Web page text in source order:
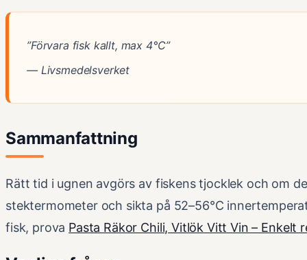
”Förvara fisk kallt, max 4°C”
— Livsmedelsverket
Sammanfattning
Rätt tid i ugnen avgörs av fiskens tjocklek och om
stektermometer och sikta på 52–56°C
fisk, prova Pasta Räkor Chili, Vitlök Vitt Vin – Enkelt